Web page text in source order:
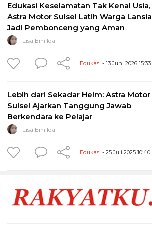
Edukasi Keselamatan Tak Kenal Usia,
Astra Motor Sulsel Latih Warga Lansia
Jadi Pembonceng yang Aman
Lisa Emilda
Edukasi - 13 Juni 2026 15:33
Lebih dari Sekadar Helm: Astra Motor
Sulsel Ajarkan Tanggung Jawab
Berkendara ke Pelajar
Lisa Emilda
Edukasi - 25 Juli 2025 10:40